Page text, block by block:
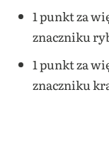
1 punkt za
znaczniku
1 punkt za
znaczniku